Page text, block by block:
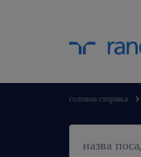
головна сторінка